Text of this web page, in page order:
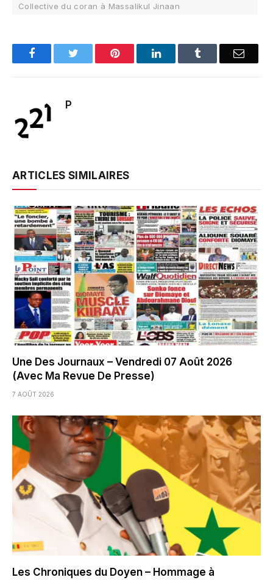
Collective du coran à Massalikul Jinaan
FacebookTwitter Pinterest LinkedInTumblr Email
P
ARTICLES SIMILAIRES
Une Des Journaux – Vendredi 07 Août 2026
(Avec Ma Revue De Presse)
7 AOÛT 2026
Les Chroniques du Doyen – Hommage à